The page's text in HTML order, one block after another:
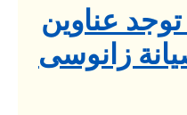
عناوين
زانوسى